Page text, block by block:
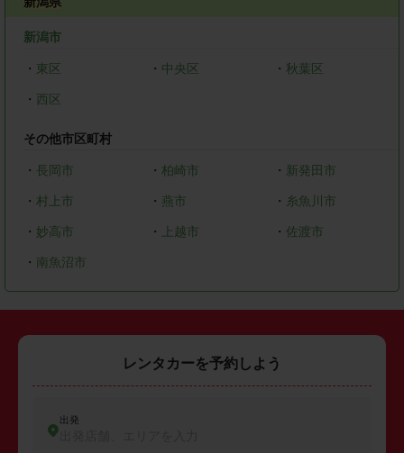
新潟市
・ 東区 ・ 中央区 ・ 秋葉区
・ 西区
その他市区町村
・ 長岡市 ・ 柏崎市 ・ 新発田市
・ 村上市 ・ 燕市 ・ 糸魚川市
・ 妙高市 ・ 上越市 ・ 佐渡市
・ 南魚沼市
レンタカーを予約しよう
出発